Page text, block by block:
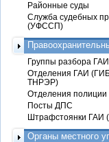
Районные суды
Служба судебных
(УФССП)
Группы разбора
Отделения ГАИ
ТНРЭР)
Отделения
Посты ДПС
Штрафстоянки ГАИ
Органы местного